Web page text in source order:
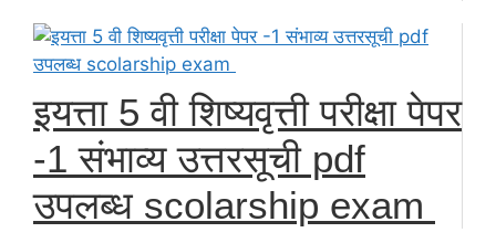
इयत्ता 5 वी शिष्यवृत्ती परीक्षा पेपर
-1 संभाव्य उत्तरसूची pdf
उपलब्ध scolarship exam